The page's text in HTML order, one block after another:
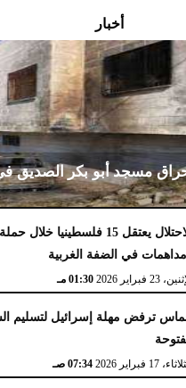
أخبار
مسجد أبو بكر الصديق
الاحتلال يعتقل 15 فلسطينيا
في الضفة الغربية
23 فبراير 2026 01:30 مـ
ترفض مهلة إسرائيل لتسليم
17 فبراير 2026 07:34 صـ